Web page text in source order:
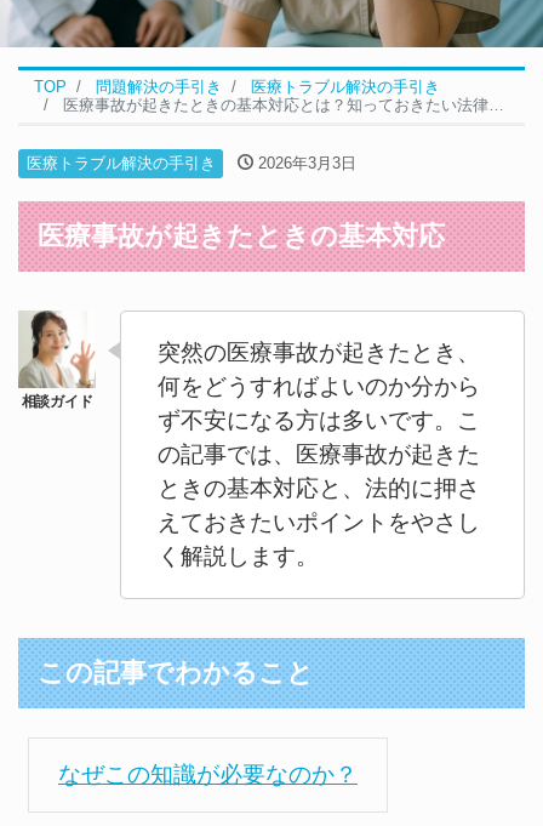
TOP 問題解決の手引き
医療トラブル解決の手引き
医療事故が起きたときの基本対応とは？知っておきたい法律のポイント｜医療トラブル
医療トラブル解決の手引き 2026年3月3日
医療事故が起きたときの基本対応
突然の医療事故が起きたとき、
何をどうすればよいのか分から
ず不安になる方は多いです。こ
の記事では、医療事故が起きた
ときの基本対応と、法的に押さ
えておきたいポイントをやさし
く解説します。
この記事でわかること
なぜこの知識が必要なのか？